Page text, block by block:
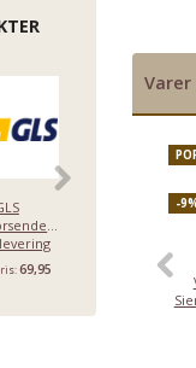
69,95
GLS levering til
Vores pris:0,00
-